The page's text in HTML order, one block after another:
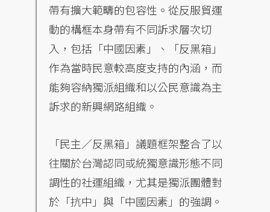
帶有擴大範疇的包容性。從反服貿運
動的構框本身帶有不同訴求層次切
入，包括「中國因素」、「反黑箱」
作為當時民意較高度支持的內涵，而
能夠容納獨派組織和以公民意識為主
訴求的新興網路組織。
「民主／反黑箱」議題框架整合了以
往關於台灣認同或統獨意識形態不同
調性的社運組織，尤其是獨派團體對
於「抗中」與「中國因素」的強調。